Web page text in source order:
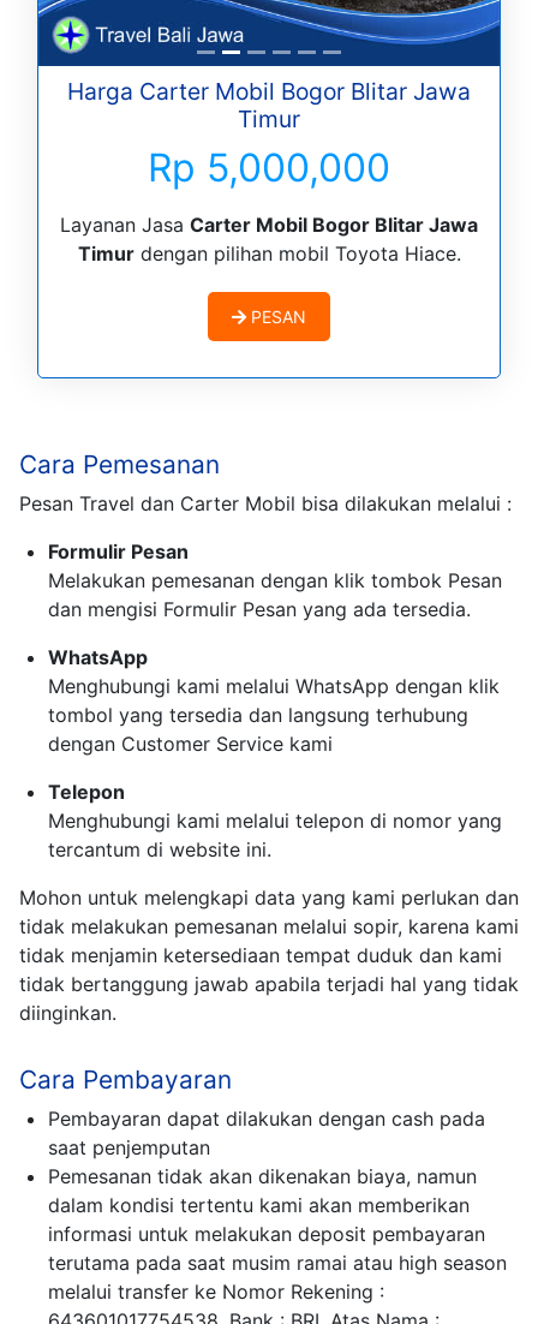
Harga Carter Mobil Bogor Blitar Jawa
Timur
Rp 5,000,000
Layanan Jasa Carter Mobil Bogor Blitar Jawa
Timurdengan pilihan mobil Toyota Hiace.
PESAN
Cara Pemesanan
Pesan Travel dan Carter Mobil bisa dilakukan melalui :
Formulir Pesan
Melakukan pemesanan dengan klik tombok Pesan
dan mengisi Formulir Pesan yang ada tersedia.
WhatsApp
Menghubungi kami melalui WhatsApp dengan klik
tombol yang tersedia dan langsung terhubung
dengan Customer Service kami
Telepon
Menghubungi kami melalui telepon di nomor yang
tercantum di website ini.
Mohon untuk melengkapi data yang kami perlukan dan
tidak melakukan pemesanan melalui sopir, karena kami
tidak menjamin ketersediaan tempat duduk dan kami
tidak bertanggung jawab apabila terjadi hal yang tidak
diinginkan.
Cara Pembayaran
Pembayaran dapat dilakukan dengan cash pada
saat penjemputan
Pemesanan tidak akan dikenakan biaya, namun
dalam kondisi tertentu kami akan memberikan
informasi untuk melakukan deposit pembayaran
terutama pada saat musim ramai atau high season
melalui transfer ke Nomor Rekening :